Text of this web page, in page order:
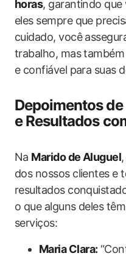
horas, garantindo
eles sempre que
cuidado, você
‌trabalho, mas
e confiável ‍para suas
Depoimentos
e Resultados
Na Marido de Aluguel
dos nossos clientes e
resultados
o‍ que‍ alguns deles
serviços:
Maria Clara: